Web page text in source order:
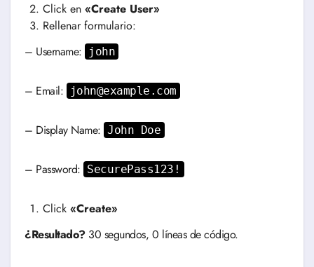
Click en «Create User»
Rellenar formulario:
– Username:
john
– Email: john@example.com
– Display Name: John Doe
– Password: SecurePass123!
Click «Create»
¿Resultado?30 segundos, 0 líneas de código.